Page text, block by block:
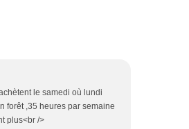
le samedi où lundi
forêt ,35 heures par semaine
plus<br />